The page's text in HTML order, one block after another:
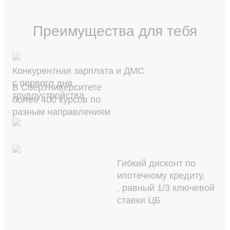
Преимущества для тебя
Конкурентная зарплата и ДМС
с первого дня
трудоустройства
В СберУниверситете
более 400 курсов по
разным направлениям
Гибкий дисконт по
ипотечному кредиту,
, равный 1/3 ключевой
ставки ЦБ